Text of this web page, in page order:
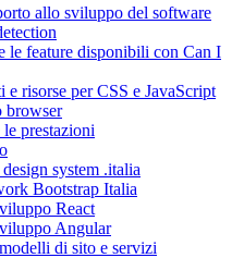
allo sviluppo del software
le feature disponibili con Can I
e risorse per CSS e JavaScript
browser
prestazioni
system .italia
Bootstrap Italia
React
Angular
di sito e servizi